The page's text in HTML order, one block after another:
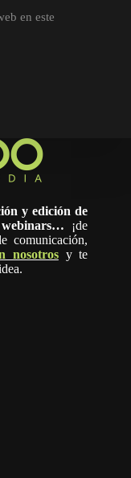
en este
y edición de
webinars… ¡de
comunicación,
nosotrosy te